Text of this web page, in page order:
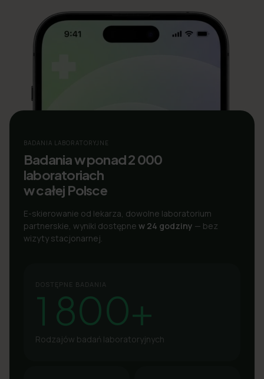
BADANIA LABORATORYJNE
Badania w ponad 2 000
laboratoriach
w całej Polsce
E-skierowanie od lekarza, dowolne laboratorium
partnerskie, wyniki dostępne w 24 godziny — bez
wizyty stacjonarnej.
DOSTĘPNE BADANIA
1 800+
Rodzajów badań laboratoryjnych